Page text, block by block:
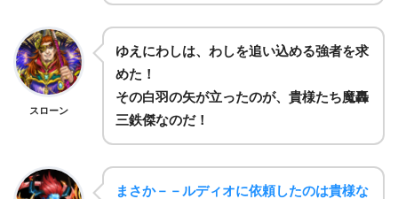
スローン
ゆえにわしは、わしを追い込める強者を求
めた！
その白羽の矢が立ったのが、貴様たち魔轟
三鉄傑なのだ！
まさか－－ルディオに依頼したのは貴様な